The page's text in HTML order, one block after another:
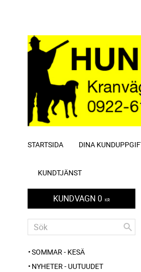
STARTSIDA DINA
KUNDTJÄNST
KUNDVAGN 0 KR
SOMMAR - KESÄ
NYHETER - UUTUUDET